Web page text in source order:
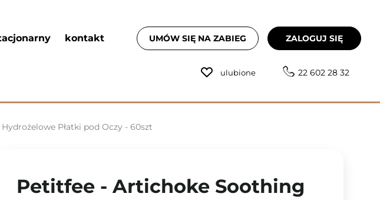
kontakt UMÓW SIĘ NA ZABIEG ZALOGUJ SIĘ
ulubione 22 602 28 32
Płatki pod Oczy - 60szt
Petitfee - Artichoke Soothing